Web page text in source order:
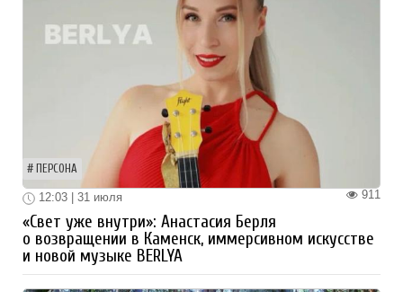
ПЕРСОНА
911
12:03 | 31 июля
«Свет уже внутри»: Анастасия Берля
о возвращении в Каменск, иммерсивном искусстве
и новой музыке BERLYA